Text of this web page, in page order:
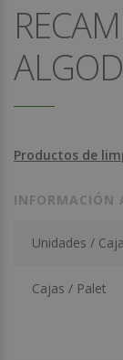
Productos de
INFORMACIÓN
Unidades / Caja
Cajas / Palet